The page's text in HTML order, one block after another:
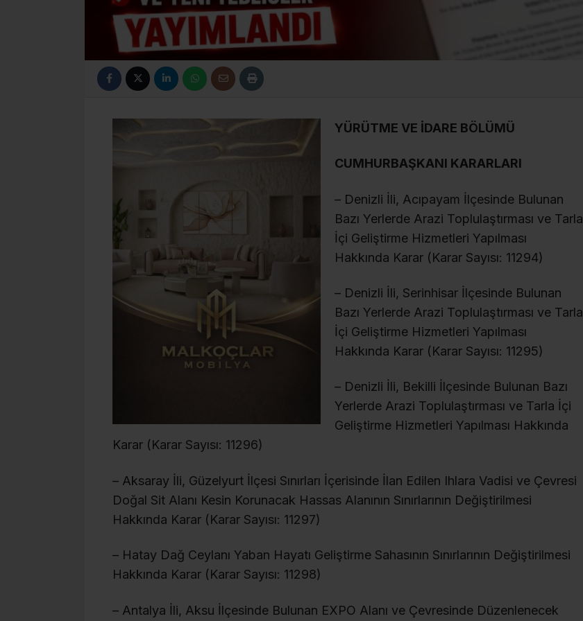
YÜRÜTME VE İDARE BÖLÜMÜ
CUMHURBAŞKANI KARARLARI
– Denizli İli, Acıpayam İlçesinde Bulunan
Bazı Yerlerde Arazi Toplulaştırması ve Tarla
İçi Geliştirme Hizmetleri Yapılması
Hakkında Karar (Karar Sayısı: 11294)
– Denizli İli, Serinhisar İlçesinde Bulunan
Bazı Yerlerde Arazi Toplulaştırması ve Tarla
İçi Geliştirme Hizmetleri Yapılması
Hakkında Karar (Karar Sayısı: 11295)
– Denizli İli, Bekilli İlçesinde Bulunan Bazı
Yerlerde Arazi Toplulaştırması ve Tarla İçi
Geliştirme Hizmetleri Yapılması Hakkında
Karar (Karar Sayısı: 11296)
– Aksaray İli, Güzelyurt İlçesi Sınırları İçerisinde İlan Edilen Ihlara Vadisi ve Çevresi
Doğal Sit Alanı Kesin Korunacak Hassas Alanının Sınırlarının Değiştirilmesi
Hakkında Karar (Karar Sayısı: 11297)
– Hatay Dağ Ceylanı Yaban Hayatı Geliştirme Sahasının Sınırlarının Değiştirilmesi
Hakkında Karar (Karar Sayısı: 11298)
– Antalya İli, Aksu İlçesinde Bulunan EXPO Alanı ve Çevresinde Düzenlenecek